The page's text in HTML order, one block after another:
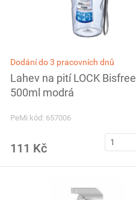
Dodání do 3 pracovních dnů
Lahev na pití LOCK Bisfree
500ml modrá
PeMi kód: 657006
111 Kč